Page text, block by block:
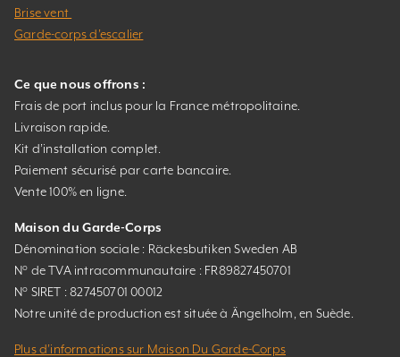
Brise vent
Garde-corps d’escalier
Ce que nous offrons :
Frais de port inclus pour la France métropolitaine.
Livraison rapide.
Kit d’installation complet.
Paiement sécurisé par carte bancaire.
Vente 100% en ligne.
Maison du Garde-Corps
Dénomination sociale : Räckesbutiken Sweden AB
N° de TVA intracommunautaire : FR89827450701
N° SIRET : 827450701 00012
Notre unité de production est située à Ängelholm, en Suède.
Plus d’informations sur Maison Du Garde-Corps